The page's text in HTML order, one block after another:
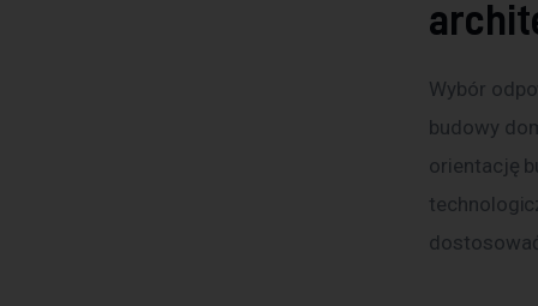
Wybór
budowy
orientację